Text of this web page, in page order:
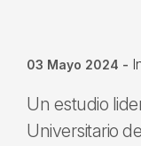
03 Mayo 2024 -
Un estudio
Universitario